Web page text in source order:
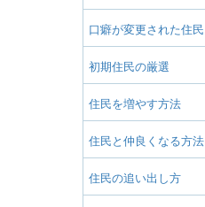
口癖が変更された住民
初期住民の厳選
住民を増やす方法
住民と仲良くなる方法
住民の追い出し方